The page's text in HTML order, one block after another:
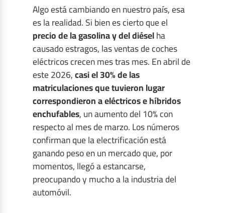
Algo está cambiando en nuestro país, esa
es la realidad. Si bien es cierto que el
precio de la gasolina y del diéselha
causado estragos, las ventas de coches
eléctricos crecen mes tras mes. En abril de
este 2026,casi el 30% de las
matriculaciones que tuvieron lugar
correspondieron a eléctricos e híbridos
enchufables, un aumento del 10% con
respecto al mes de marzo. Los números
confirman que la electrificación está
ganando peso en un mercado que, por
momentos, llegó a estancarse,
preocupando y mucho a la industria del
automóvil.